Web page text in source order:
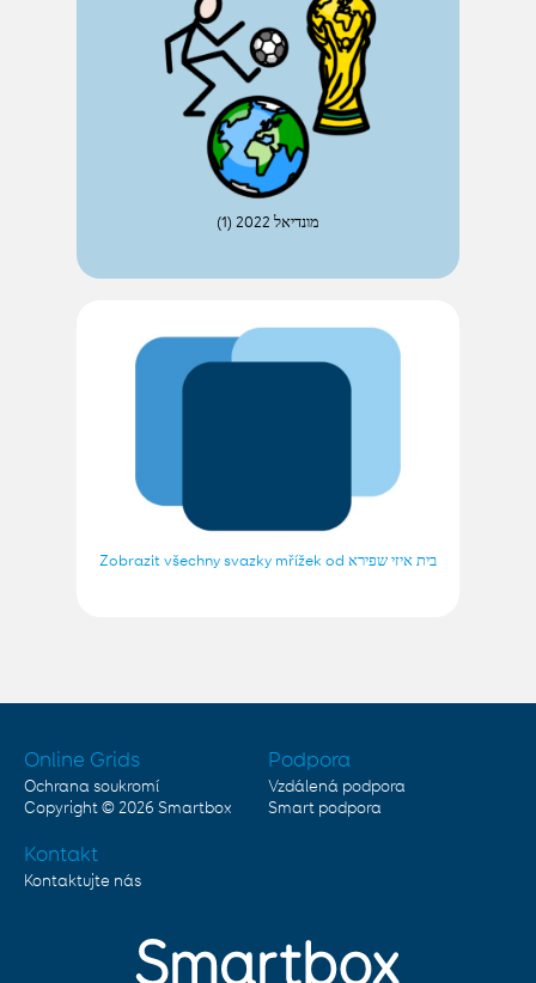
מונדיאל 2022 (1)
Zobrazit všechny svazky mřížek od בית איזי שפירא
Online Grids
Ochrana soukromí
Copyright © 2026 Smartbox
Podpora
Vzdálená podpora
Smart podpora
Kontakt
Kontaktujte nás